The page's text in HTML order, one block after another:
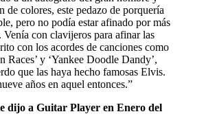
de colores, este pedazo de porquería
pero no podía estar afinado por más
Venía con clavijeros para afinar las
con los acordes de canciones como
Races’ y ‘Yankee Doodle Dandy’,
que las haya hecho famosas Elvis.
años en aquel entonces.”
dijo a Guitar Player en Enero del